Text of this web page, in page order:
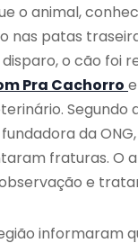
o animal,
nas patas
o cão foi
Pra Cachorro
Segundo
da
fraturas. O
e
informaram